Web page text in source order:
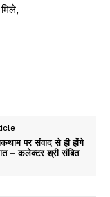
पर संवाद से ही होंगे
– कलेक्टर श्री संबित